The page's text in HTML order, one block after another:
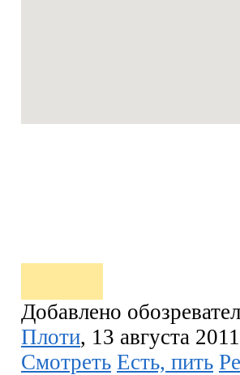
Добавлено
Плоти, 13 августа
Смотреть Есть, пить